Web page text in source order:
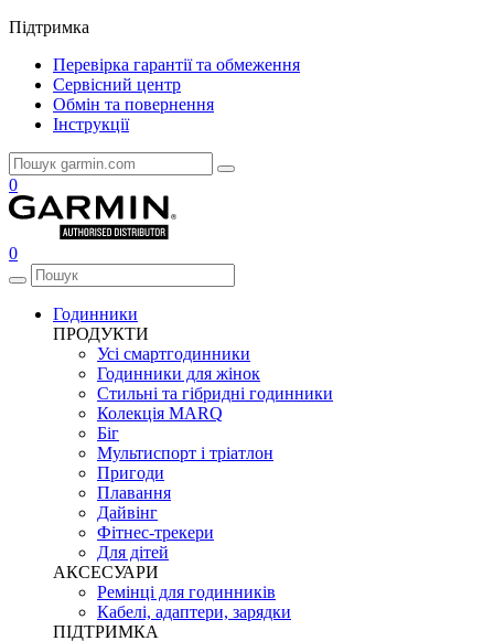
Підтримка
Перевірка гарантії та обмеження
Сервісний центр
Обмін та повернення
Інструкції
0
0
Годинники
ПРОДУКТИ
Усі смартгодинники
Годинники для жінок
Стильні та гібридні годинники
Колекція MARQ
Біг
Мультиспорт і тріатлон
Пригоди
Плавання
Дайвінг
Фітнес-трекери
Для дітей
АКСЕСУАРИ
Ремінці для годинників
Кабелі, адаптери, зарядки
ПІДТРИМКА